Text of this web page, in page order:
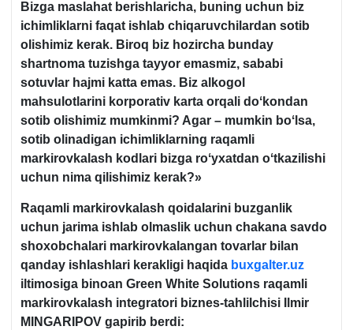
Bizga maslahat berishlaricha, buning uchun biz
ichimliklarni faqat ishlab chiqaruvchilardan sotib
olishimiz kerak. Biroq biz hozircha bunday
shartnoma tuzishga tayyor emasmiz, sababi
sotuvlar hajmi katta emas. Biz alkogol
mahsulotlarini korporativ karta orqali doʻkondan
sotib olishimiz mumkinmi? Agar – mumkin boʻlsa,
sotib olinadigan ichimliklarning raqamli
markirovkalash kodlari bizga roʻyхatdan oʻtkazilishi
uchun nima qilishimiz kerak?»
Raqamli markirovkalash qoidalarini buzganlik
uchun jarima ishlab olmaslik uchun chakana savdo
shoхobchalari markirovkalangan tovarlar bilan
qanday ishlashlari kerakligi haqida buxgalter.uz
iltimosiga binoan Green White Solutions raqamli
markirovkalash integratori biznes-tahlilchisi Ilmir
MINGARIPOV gapirib berdi: